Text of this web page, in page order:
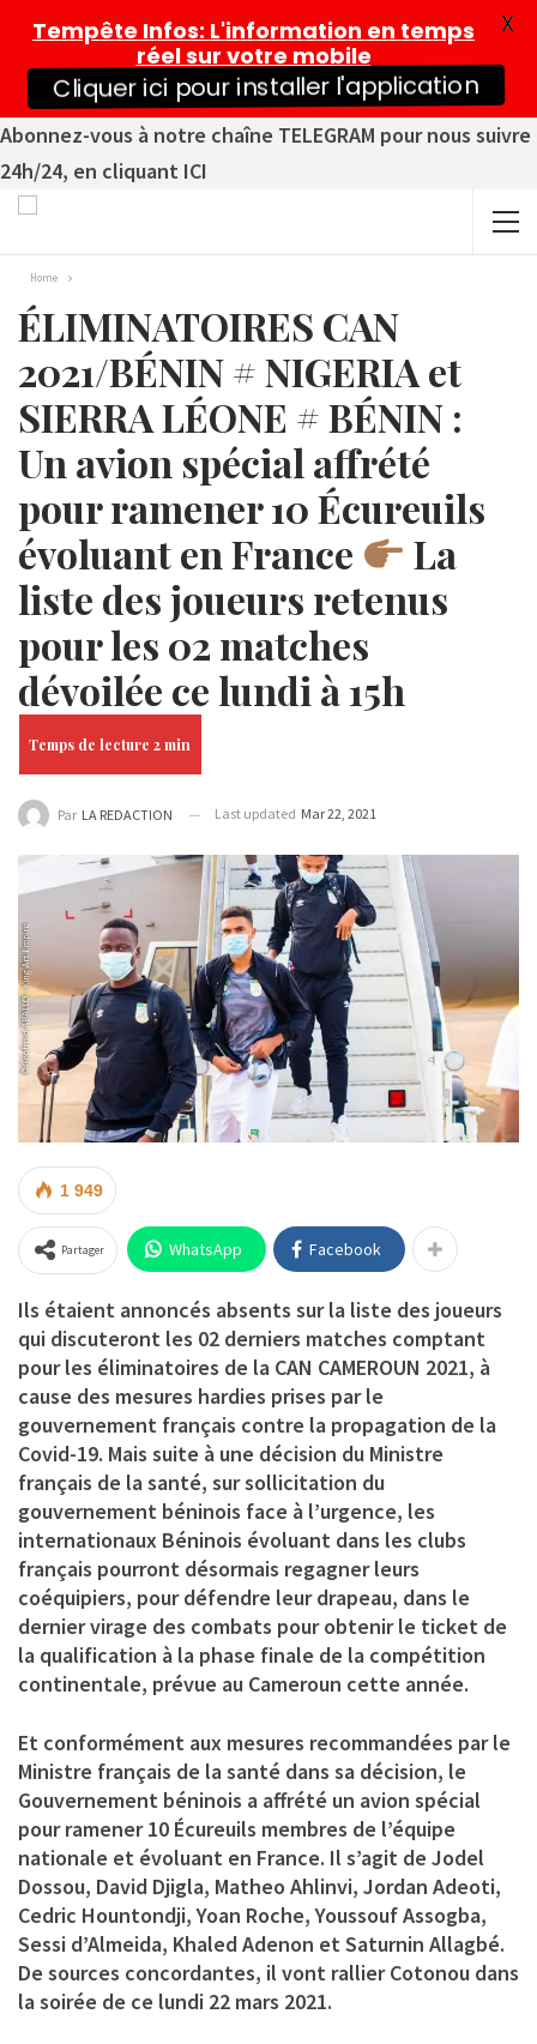
Abonnez-vous à notre chaîne TELEGRAM pour nous suivre
24h/24, en cliquant ICI
Home
ÉLIMINATOIRES CAN
2021/BÉNIN # NIGERIA et
SIERRA LÉONE # BÉNIN :
Un avion spécial affrété
pour ramener 10 Écureuils
évoluant en France
La
liste des joueurs retenus
pour les 02 matches
dévoilée ce lundi à 15h
Par LA REDACTION Last updated Mar 22, 2021
1 949
Partager WhatsApp Facebook
Ils étaient annoncés absents sur la liste des joueurs
qui discuteront les 02 derniers matches comptant
pour les éliminatoires de la CAN CAMEROUN 2021, à
cause des mesures hardies prises par le
gouvernement français contre la propagation de la
Covid-19. Mais suite à une décision du Ministre
français de la santé, sur sollicitation du
gouvernement béninois face à l’urgence, les
internationaux Béninois évoluant dans les clubs
français pourront désormais regagner leurs
coéquipiers, pour défendre leur drapeau, dans le
dernier virage des combats pour obtenir le ticket de
la qualification à la phase finale de la compétition
continentale, prévue au Cameroun cette année.
Et conformément aux mesures recommandées par le
Ministre français de la santé dans sa décision, le
Gouvernement béninois a affrété un avion spécial
pour ramener 10 Écureuils membres de l’équipe
nationale et évoluant en France. Il s’agit de Jodel
Dossou, David Djigla, Matheo Ahlinvi, Jordan Adeoti,
Cedric Hountondji, Yoan Roche, Youssouf Assogba,
Sessi d’Almeida, Khaled Adenon et Saturnin Allagbé.
De sources concordantes, il vont rallier Cotonou dans
la soirée de ce lundi 22 mars 2021.
Tempête Infos: L'information en temps
réel sur votre mobile
Cliquer ici pour installer l'application
X